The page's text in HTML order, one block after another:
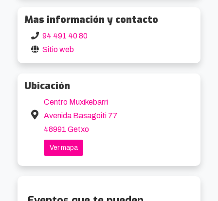
Mas información y contacto
94 491 40 80
Sitio web
Ubicación
Centro Muxikebarri
Avenida Basagoiti 77
48991 Getxo
Ver mapa